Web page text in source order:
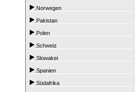
.Norwegen
.Pakistan
.Polen
.Schweiz
.Slowakei
.Spanien
.Südafrika